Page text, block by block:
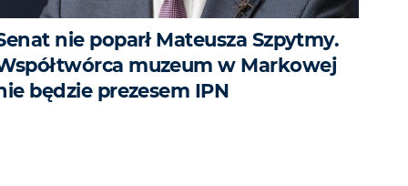
nie poparł Mateusza Szpytmy.
muzeum w Markowej
będzie prezesem IPN